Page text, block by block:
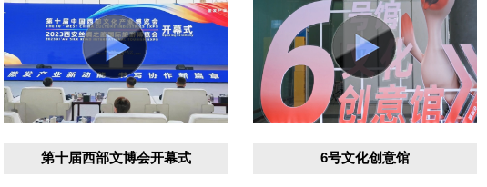
第十届西部文博会开幕式 6号文化创意馆